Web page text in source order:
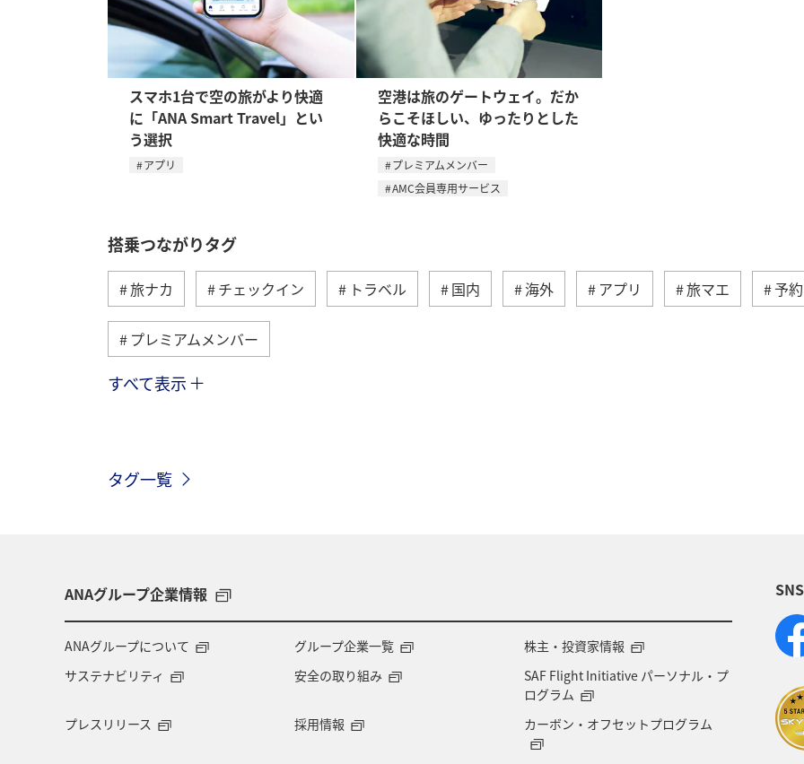
スマホ1台で空の旅がより快適
に「ANA Smart Travel」とい
う選択
アプリ
空港は旅のゲートウェイ。だか
らこそほしい、ゆったりとした
快適な時間
プレミアムメンバー
AMC会員専用サービス
搭乗つながりタグ
旅ナカ チェックイン トラベル 国内 海外 アプリ 旅マエ 予約
プレミアムメンバー
ANAマイレージクラブ
すべて表示
タグ一覧
ANAグループ企業情報
ANAグループについて グループ企業一覧
株主・投資家情報
サステナビリティ
安全の取り組み
SAF Flight Initiative パーソナル・プ
ログラム
プレスリリース
採用情報 カーボン・オフセットプログラム